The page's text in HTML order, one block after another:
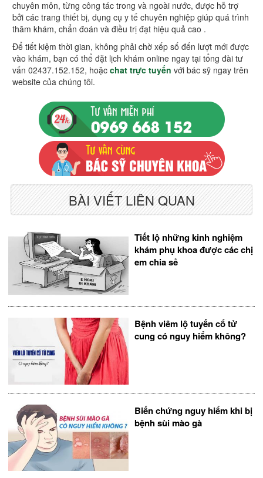
chuyên môn, từng công tác trong và ngoài nước, được hỗ trợ
bởi các trang thiết bị, dụng cụ y tế chuyên nghiệp giúp quá trình
thăm khám, chẩn đoán và điều trị đạt hiệu quả cao .
Để tiết kiệm thời gian, không phải chờ xếp số đến lượt mới được
vào khám, bạn có thể đặt lịch khám online ngay tại tổng đài tư
vấn 02437.152.152, hoặc chat trực tuyến với bác sỹ ngay trên
website của chúng tôi.
BÀI VIẾT LIÊN QUAN
Tiết lộ những kinh nghiệm
khám phụ khoa được các chị
em chia sẻ
Bệnh viêm lộ tuyến cổ tử
cung có nguy hiểm không?
Biến chứng nguy hiểm khi bị
bệnh sùi mào gà